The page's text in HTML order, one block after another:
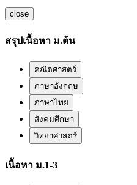
close
สรุปเนื้อหา ม.ต้น
คณิตศาสตร์
ภาษาอังกฤษ
ภาษาไทย
สังคมศึกษา
วิทยาศาสตร์
เนื้อหา ม.1-3